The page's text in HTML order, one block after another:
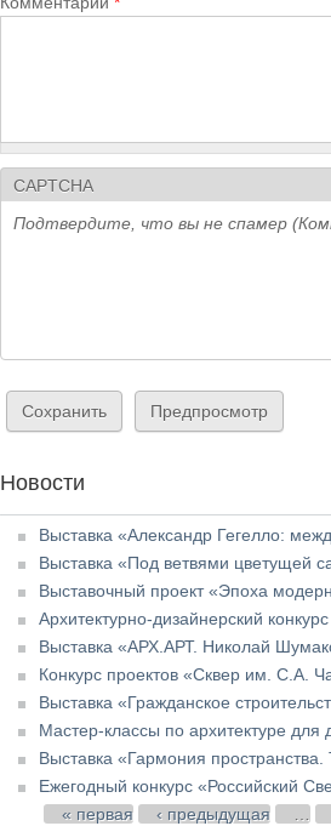
CAPTCHA
Подтвердите, что вы не спамер
Новости
Выставка «Александр Гегелло:
Выставка «Под ветвями цветущей
Выставочный проект «Эпоха
Архитектурно-дизайнерский
Выставка «АРХ.АРТ. Николай
Конкурс проектов «Сквер им. С.А.
Выставка «Гражданское
Мастер-классы по архитектуре для
Выставка «Гармония
Ежегодный конкурс «Российский
Страницы
« первая ‹ предыдущая